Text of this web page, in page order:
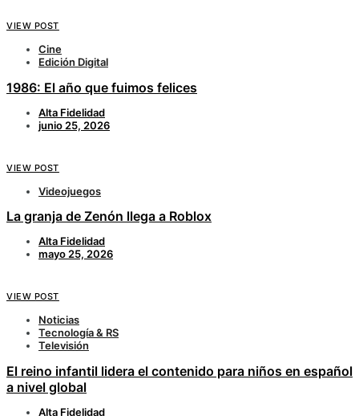
VIEW POST
Cine
Edición Digital
1986: El año que fuimos felices
Alta Fidelidad
junio 25, 2026
VIEW POST
Videojuegos
La granja de Zenón llega a Roblox
Alta Fidelidad
mayo 25, 2026
VIEW POST
Noticias
Tecnología & RS
Televisión
El reino infantil lidera el contenido para niños en español
a nivel global
Alta Fidelidad